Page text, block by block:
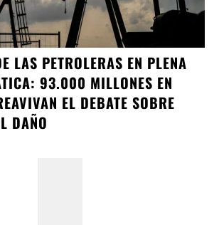
LAS PETROLERAS EN PLENA
93.000 MILLONES EN
EL DEBATE SOBRE
DAÑO